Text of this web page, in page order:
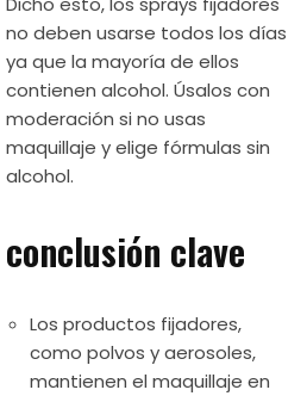
no deben usarse todos los días
ya que la mayoría de ellos
contienen alcohol. Úsalos con
moderación si no usas
maquillaje y elige fórmulas sin
alcohol.
conclusión clave
Los productos fijadores,
como polvos y aerosoles,
mantienen el maquillaje en